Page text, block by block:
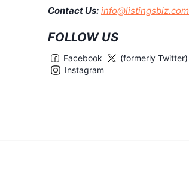
Contact Us: info@listingsbiz.com
FOLLOW US
Facebook
(formerly Twitter)
Instagram